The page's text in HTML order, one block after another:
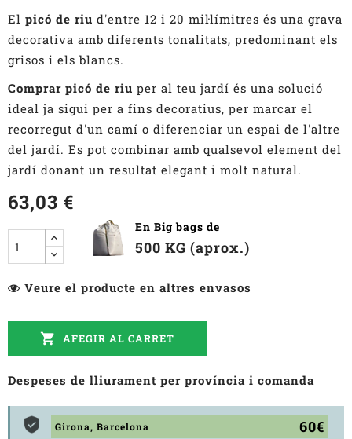
El picó de riu d'entre 12 i 20 mil·límitres és una grava
decorativa amb diferents tonalitats, predominant els
grisos i els blancs.
Comprar picó de riu per al teu jardí és una solució
ideal ja sigui per a fins decoratius, per marcar el
recorregut d'un camí o diferenciar un espai de l'altre
del jardí. Es pot combinar amb qualsevol element del
jardí donant un resultat elegant i molt natural.
63,03 €
En Big bags de
500 KG (aprox.)
Veure el producte en altres envasos
 AFEGIR AL CARRET
Despeses de lliurament per província i comanda
Girona, Barcelona 60€